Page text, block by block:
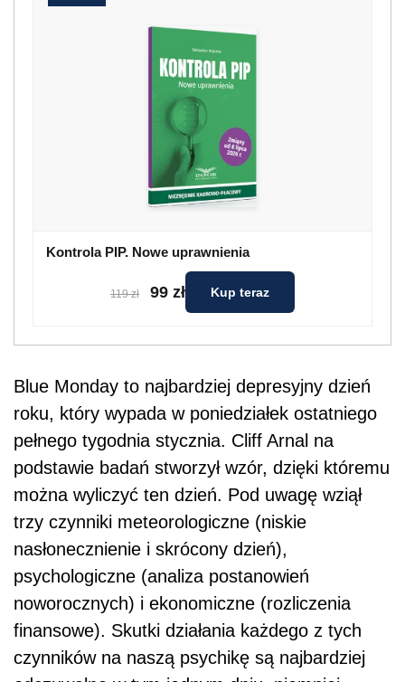
Kontrola PIP. Nowe uprawnienia
119 zł 99 zł Kup teraz
Blue Monday to najbardziej depresyjny dzień
roku, który wypada w poniedziałek ostatniego
pełnego tygodnia stycznia. Cliff Arnal na
podstawie badań stworzył wzór, dzięki któremu
można wyliczyć ten dzień. Pod uwagę wziął
trzy czynniki meteorologiczne (niskie
nasłonecznienie i skrócony dzień),
psychologiczne (analiza postanowień
noworocznych) i ekonomiczne (rozliczenia
finansowe). Skutki działania każdego z tych
czynników na naszą psychikę są najbardziej